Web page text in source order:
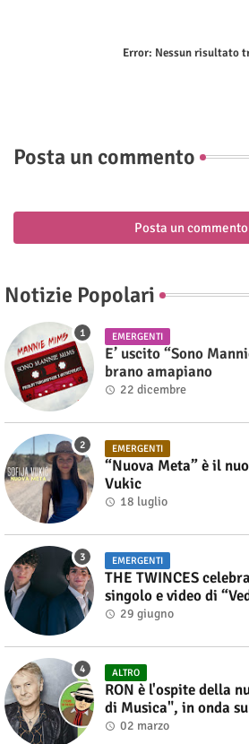
Error: Nessun risultato
Posta un commento
Posta un
Notizie Popolari
EMERGENTI
E’ uscito “Sono
brano amapiano
22 dicembre
EMERGENTI
“Nuova Meta” è il
Vukic
18 luglio
EMERGENTI
THE TWINCES
singolo e video di
29 giugno
ALTRO
RON è l'ospite della
di Musica", in onda
Alberto Salerno
02 marzo